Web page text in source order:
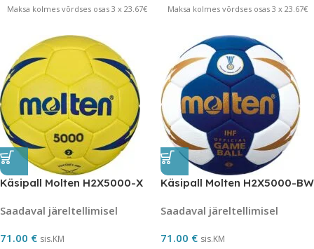
Maksa kolmes võrdses osas 3 x 23.67€ Maksa kolmes võrdses osas 3 x 23.67€
Käsipall Molten H2X5000-X
Saadaval järeltellimisel
71.00 € sis.KM
Käsipall Molten H2X5000-BW
Saadaval järeltellimisel
71.00 € sis.KM